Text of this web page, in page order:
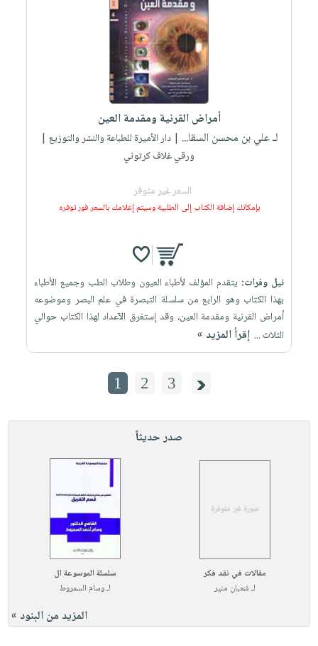
أمراض القرنية ومقدمة العين
لـ علي بن محسن السقا... | دار الأميرة للطباعة والنشر والتوزيع |
ورقي غلاف كرتوني
السعر غير متوفر
بإمكانك إضافة الكتاب إلى الطلبية وسيتم إعلامك بالسعر فور توفره
نيل وفرات: يتقدم المؤلف لأطباء العيون وطلاب الطب وجميع الأطباء
بهذا الكتاب وهو الرابع من سلسلة التبصرة في علم البصر وموضوعه
أمراض القرنية ومقدمة العين، وقد إستغرق الآعداد لهذا الكتاب حوالي
الثلاث ... إقرأ المزيد »
1 2 3
صدر حديثاً
مقالات في نقد فكر
لـشعبان منير
سلسلة الموسوعة ال
لـوسام السمروط
المزيد من البنود »